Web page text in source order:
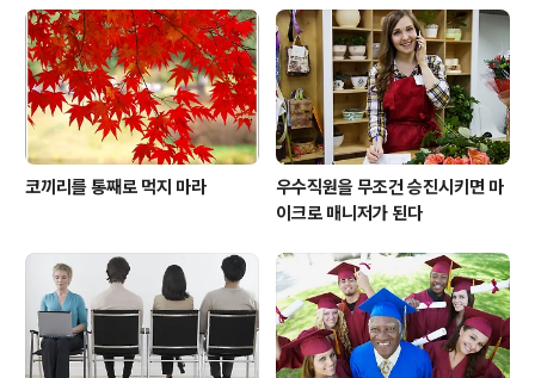
코끼리를 통째로 먹지 마라
우수직원을 무조건 승진시키면 마
이크로 매니저가 된다